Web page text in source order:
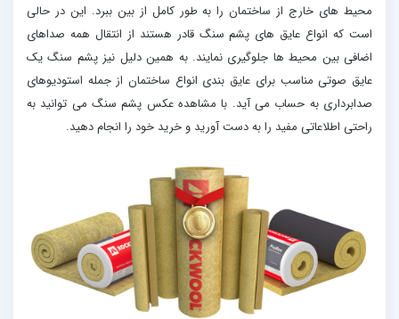
محیط های خارج از ساختمان را به طور کامل از بین ببرد. این در حالی
است که انواع عایق های پشم سنگ قادر هستند از انتقال همه صداهای
اضافی بین محیط ها جلوگیری نمایند. به همین دلیل نیز پشم سنگ یک
عایق صوتی مناسب برای عایق بندی انواع ساختمان از جمله استودیوهای
صدابرداری به حساب می آید. با مشاهده عکس پشم سنگ می توانید به
راحتی اطلاعاتی مفید را به دست آورید و خرید خود را انجام دهید.